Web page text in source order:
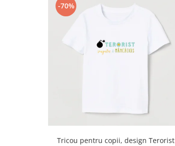
-70%
Tricou pentru copii, design Terorist